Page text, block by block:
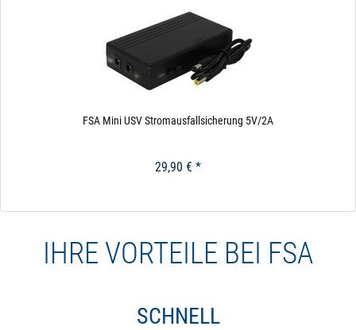
schnelles Schalten: Magnetventil 50 Millisekunden
FSA Mini USV Stromausfallsicherung 5V/2A
29,90 € *
IHRE VORTEILE BEI FSA
SCHNELL